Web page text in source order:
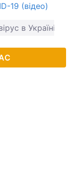
19 (відео)
в Україні